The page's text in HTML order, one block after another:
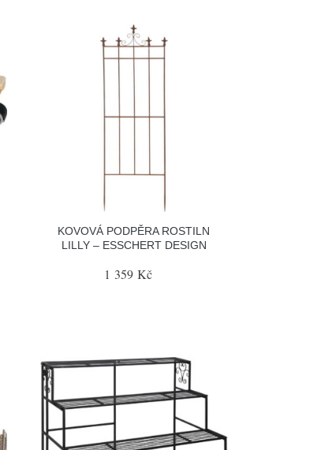
KOVOVÁ PODPĚRA ROSTILN
LILLY – ESSCHERT DESIGN
1 359 Kč